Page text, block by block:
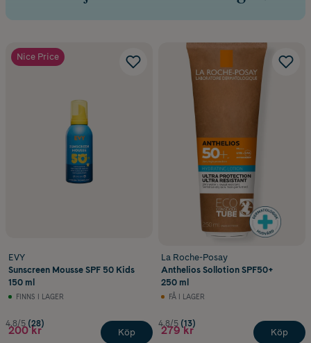
Nice Price
EVY
Sunscreen Mousse SPF 50 Kids
150 ml
FINNS I LAGER
4.8/5 (28)
200 kr Köp
La Roche-Posay
Anthelios Sollotion SPF50+
250 ml
FÅ I LAGER
4.8/5 (13)
279 kr Köp